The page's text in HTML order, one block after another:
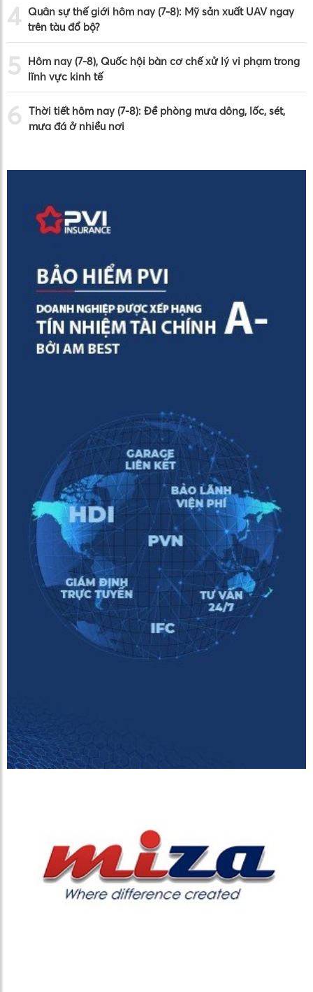
4 Quân sự thế giới hôm nay (7-8): Mỹ sản xuất UAV ngay
trên tàu đổ bộ?
5
Hôm nay (7-8), Quốc hội bàn cơ chế xử lý vi phạm trong
lĩnh vực kinh tế
6 Thời tiết hôm nay (7-8): Đề phòng mưa dông, lốc, sét,
mưa đá ở nhiều nơi